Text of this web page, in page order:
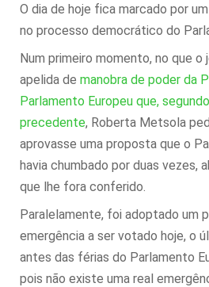
O dia de hoje fica marcado por
no processo democrático do
Num primeiro momento, no que o
apelida de manobra de poder da
Parlamento Europeu que,
precedente, Roberta Metsola
aprovasse uma proposta que o
havia chumbado por duas vezes,
que lhe fora conferido.
Paralelamente, foi adoptado um
emergência a ser votado hoje, o
antes das férias do Parlamento
pois não existe uma real